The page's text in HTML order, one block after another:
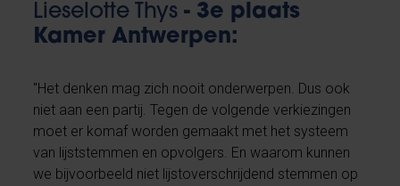
Lieselotte Thys - 3e plaats
Kamer Antwerpen:
"Het denken mag zich nooit onderwerpen. Dus ook
niet aan een partij. Tegen de volgende verkiezingen
moet er komaf worden gemaakt met het systeem
van lijststemmen en opvolgers. En waarom kunnen
we bijvoorbeeld niet lijstoverschrijdend stemmen op